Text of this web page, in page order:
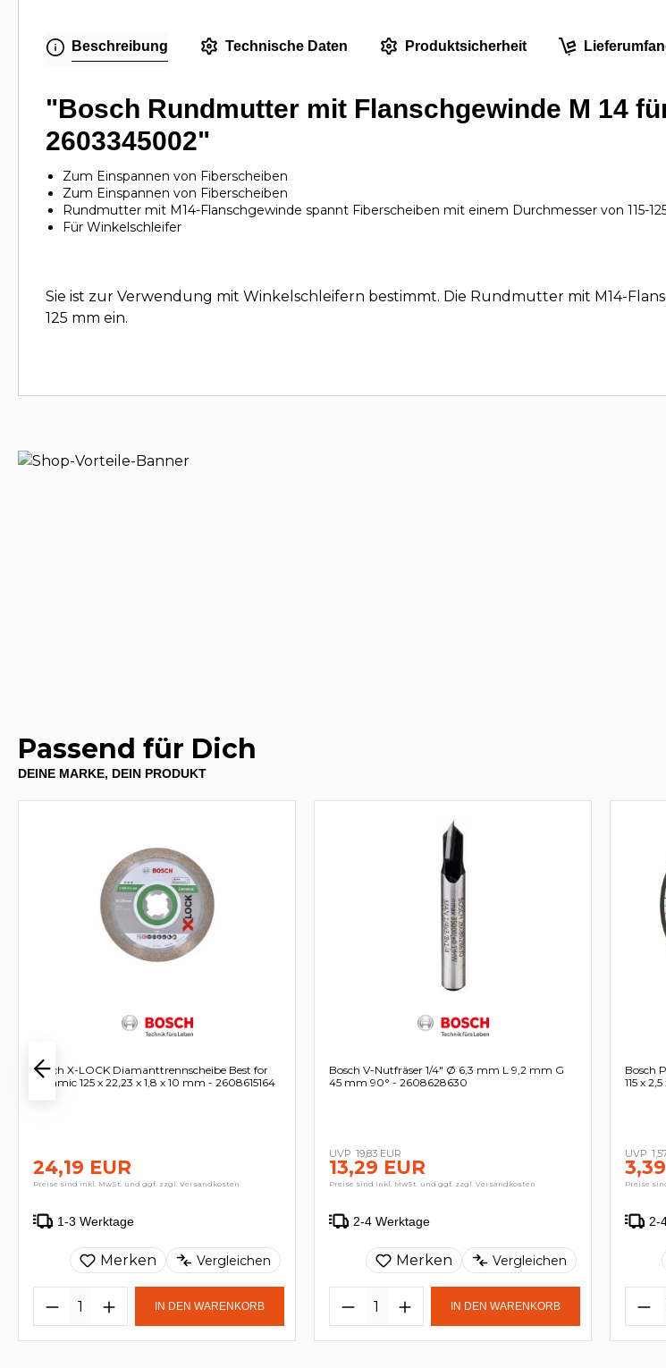
Beschreibung Technische Daten Produktsicherheit
"Bosch Rundmutter mit Flanschgewinde M 14
2603345002"
Zum Einspannen von Fiberscheiben
Zum Einspannen von Fiberscheiben
Rundmutter mit M14-Flanschgewinde spannt Fiberscheiben mit einem Durchmesser von 115-
Für Winkelschleifer
Sie ist zur Verwendung mit Winkelschleifern bestimmt. Die Rundmutter mit M14-
125 mm ein.
Passend für Dich
DEINE MARKE, DEIN PRODUKT
Bosch X-LOCK Diamanttrennscheibe Best for
Ceramic 125 x 22,23 x 1,8 x 10 mm - 2608615164
24,19 EUR
Preise sind inkl. MwSt. und ggf. zzgl. Versandkosten
1-3 Werktage
Merken Vergleichen
IN DEN WARENKORB
Bosch V-Nutfräser 1/4" Ø 6,3 mm L 9,2 mm G
45 mm 90° - 2608628630
19,83 EUR
13,29 EUR
Preise sind inkl. MwSt. und ggf. zzgl. Versandkosten
2-4 Werktage
Merken Vergleichen
IN DEN WARENKORB
Bosch
115 x
Preise
2-